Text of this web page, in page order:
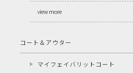
view more
コート＆アウター
マイフェイバリットコート